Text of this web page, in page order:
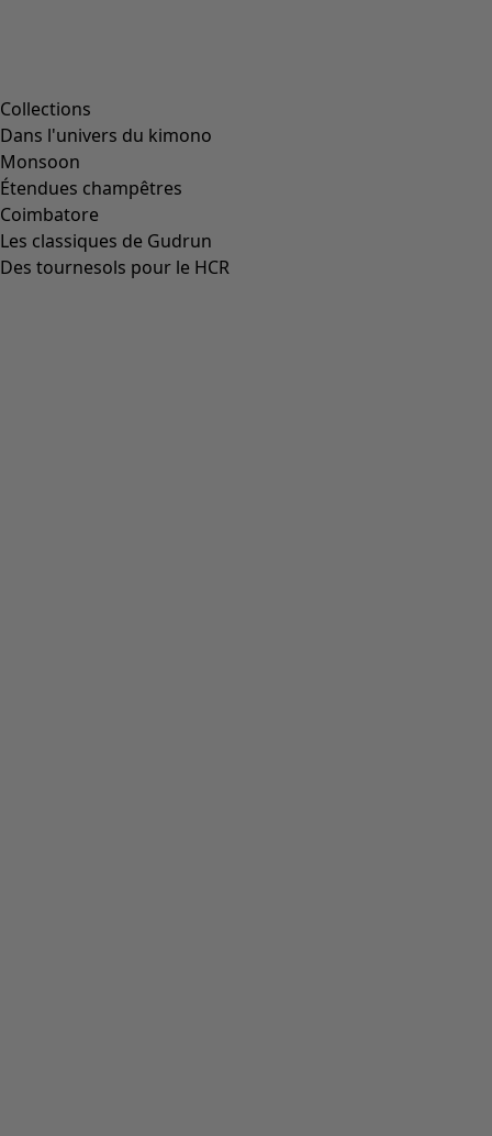
Collections
Dans l'univers du kimono
Monsoon
Étendues champêtres
Coimbatore
Les classiques de Gudrun
Des tournesols pour le HCR